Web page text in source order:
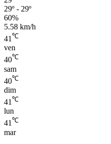
29º - 29º
60%
5.58 km/h
41 ℃
ven
40℃
sam
40℃
dim
41 ℃
lun
41℃
mar